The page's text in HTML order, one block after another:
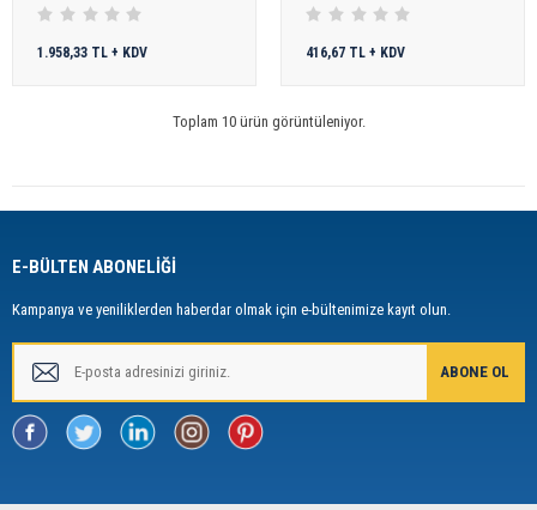
1.958,33 TL + KDV 416,67 TL + KDV
Toplam 10 ürün görüntüleniyor.
E-BÜLTEN ABONELİĞİ
Kampanya ve yeniliklerden haberdar olmak için e-bültenimize kayıt olun.